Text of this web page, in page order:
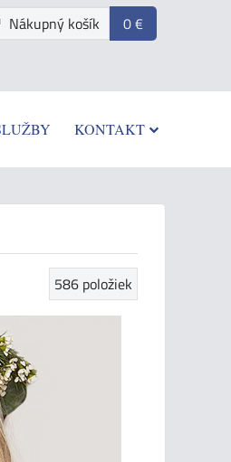
Nákupný košík 0 €
KONTAKT
586 položiek